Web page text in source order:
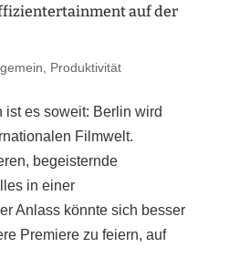
auf der
Produktivität
ist es soweit: Berlin wird
Filmwelt.
begeisternde
in einer
Anlass könnte sich besser
Premiere zu feiern, auf